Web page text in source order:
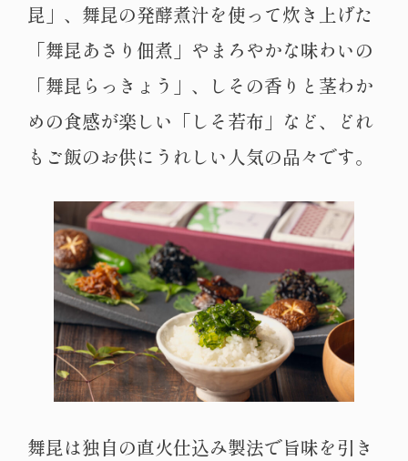
昆」、舞昆の発酵煮汁を使って炊き上げた
「舞昆あさり佃煮」やまろやかな味わいの
「舞昆らっきょう」、しその香りと茎わか
めの食感が楽しい「しそ若布」など、どれ
もご飯のお供にうれしい人気の品々です。
舞昆は独自の直火仕込み製法で旨味を引き